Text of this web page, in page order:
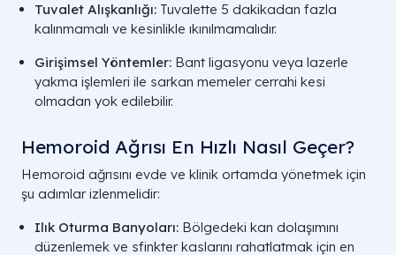
Tuvalet Alışkanlığı: Tuvalette 5 dakikadan fazla
kalınmamalı ve kesinlikle ıkınılmamalıdır.
Girişimsel Yöntemler: Bant ligasyonu veya lazerle
yakma işlemleri ile sarkan memeler cerrahi kesi
olmadan yok edilebilir.
Hemoroid Ağrısı En Hızlı Nasıl Geçer?
Hemoroid ağrısını evde ve klinik ortamda yönetmek için
şu adımlar izlenmelidir:
Ilık Oturma Banyoları: Bölgedeki kan dolaşımını
düzenlemek ve sfinkter kaslarını rahatlatmak için en